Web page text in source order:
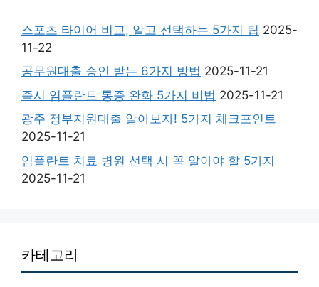
스포츠 타이어 비교, 알고 선택하는 5가지 팁 2025-
11-22
공무원대출 승인 받는 6가지 방법 2025-11-21
즉시 임플란트 통증 완화 5가지 비법 2025-11-21
광주 정부지원대출 알아보자! 5가지 체크포인트
2025-11-21
임플란트 치료 병원 선택 시 꼭 알아야 할 5가지
2025-11-21
카테고리